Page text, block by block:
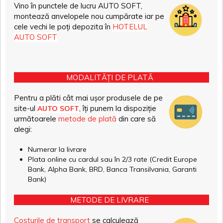
Vino în punctele de lucru AUTO SOFT,
montează anvelopele nou cumpărate iar pe
cele vechi le poți depozita în HOTELUL
AUTO SOFT
MODALITĂȚI DE PLATĂ
Pentru a plăti cât mai ușor produsele de pe
site-ul AUTO SOFT , îți punem la dispoziție
următoarele metode de plată din care să
alegi:
Numerar la livrare
Plata online cu cardul sau în 2/3 rate (Credit Europe
Bank, Alpha Bank, BRD, Banca Transilvania, Garanti
Bank)
METODE DE LIVRARE
Costurile de transport se calculează